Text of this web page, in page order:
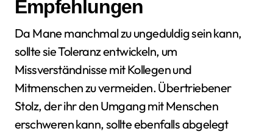
Empfehlungen
Da Mane manchmal zu ungeduldig sein kann,
sollte sie Toleranz entwickeln, um
Missverständnisse mit Kollegen und
Mitmenschen zu vermeiden. Übertriebener
Stolz, der ihr den Umgang mit Menschen
erschweren kann, sollte ebenfalls abgelegt